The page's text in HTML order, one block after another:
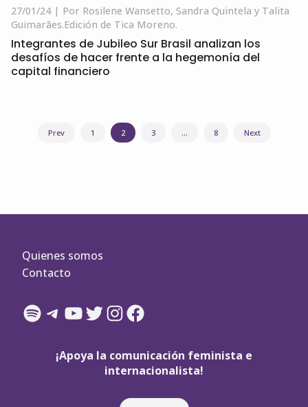
27/01/24
Por Rosilene Wansetto, Sandra Quintela y Talita
Guimarães.Edición de Tica Moreno.
Integrantes de Jubileo Sur Brasil analizan los
desafíos de hacer frente a la hegemonía del
capital financiero
Navegación
Prev 1 2 3 … 8 Next
Quienes somos
Contacto
Spotify
Telegram
YouTube
Twitter
Instagram
Facebook
¡Apoya la comunicación feminista e
internacionalista!